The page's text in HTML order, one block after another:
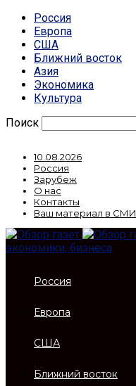
Россия
Европа
США
Ближний восток
Азия
Экономика
Культура
Поиск
10.08.2026
Россия
Зарубеж
О нас
Контакты
Ваш материал в СМИ
экономики, бизнеса
Россия
Европа
США
Ближний восток